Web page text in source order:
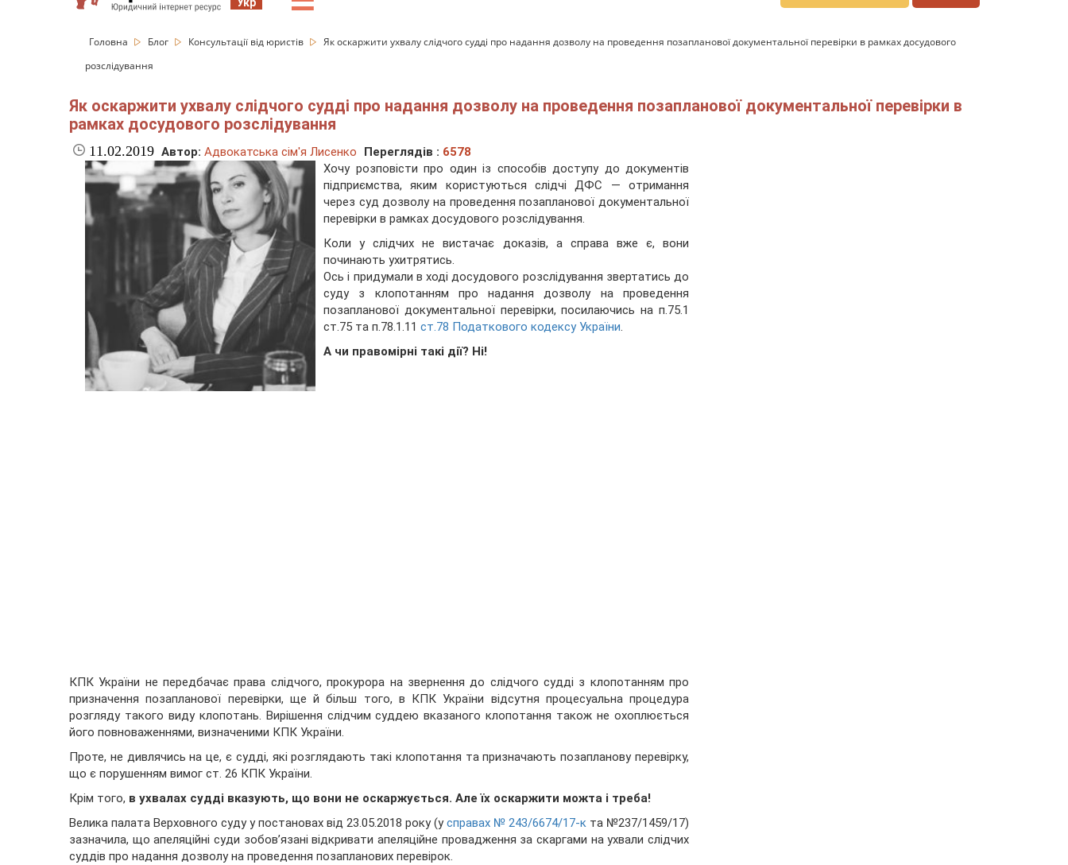
Головна Блог Консультації від юристів
Як оскаржити ухвалу слідчого судді про надання дозволу на проведення позапланової документальної перевірки в рамках досудового
розслідування
Як оскаржити ухвалу слідчого судді про надання дозволу на проведення позапланової документальної перевірки в
рамках досудового розслідування
11.02.2019 Автор: Адвокатська сім'я Лисенко Переглядів : 6578
Хочу розповісти про один із способів доступу до документів
підприємства, яким користуються слідчі ДФС — отримання
через суд дозволу на проведення позапланової документальної
перевірки в рамках досудового розслідування.
Коли у слідчих не вистачає доказів, а справа вже є, вони
починають ухитрятись.
Ось і придумали в ході досудового розслідування звертатись до
суду з клопотанням про надання дозволу на проведення
позапланової документальної перевірки, посилаючись на п.75.1
ст.75 та п.78.1.11 ст.78 Податкового кодексу України.
А чи правомірні такі дії? Ні!
КПК України не передбачає права слідчого, прокурора на звернення до слідчого судді з клопотанням про
призначення позапланової перевірки, ще й більш того, в КПК України відсутня процесуальна процедура
розгляду такого виду клопотань. Вирішення слідчим суддею вказаного клопотання також не охоплюється
його повноваженнями, визначеними КПК України.
Проте, не дивлячись на це, є судді, які розглядають такі клопотання та призначають позапланову перевірку,
що є порушенням вимог ст. 26 КПК України.
Крім того, в ухвалах судді вказують, що вони не оскаржується. Але їх оскаржити можта і треба!
Велика палата Верховного суду у постановах від 23.05.2018 року (усправах № 243/6674/17-к та №237/1459/17)
зазначила, що апеляційні суди зобов’язані відкривати апеляційне провадження за скаргами на ухвали слідчих
суддів про надання дозволу на проведення позапланових перевірок.